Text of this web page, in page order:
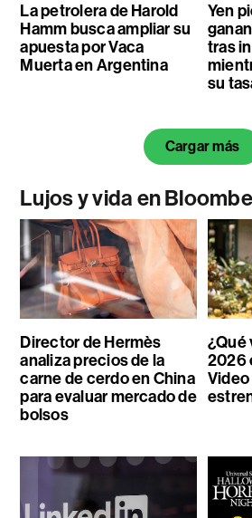
La petrolera de Harold
Hamm busca ampliar su
apuesta por Vaca
Muerta en Argentina
Yen
tras
su
Cargar más
Lujos y vida en
Director de Hermès
analiza precios de la
carne de cerdo en China
para evaluar mercado de
bolsos
¿Qué
2026